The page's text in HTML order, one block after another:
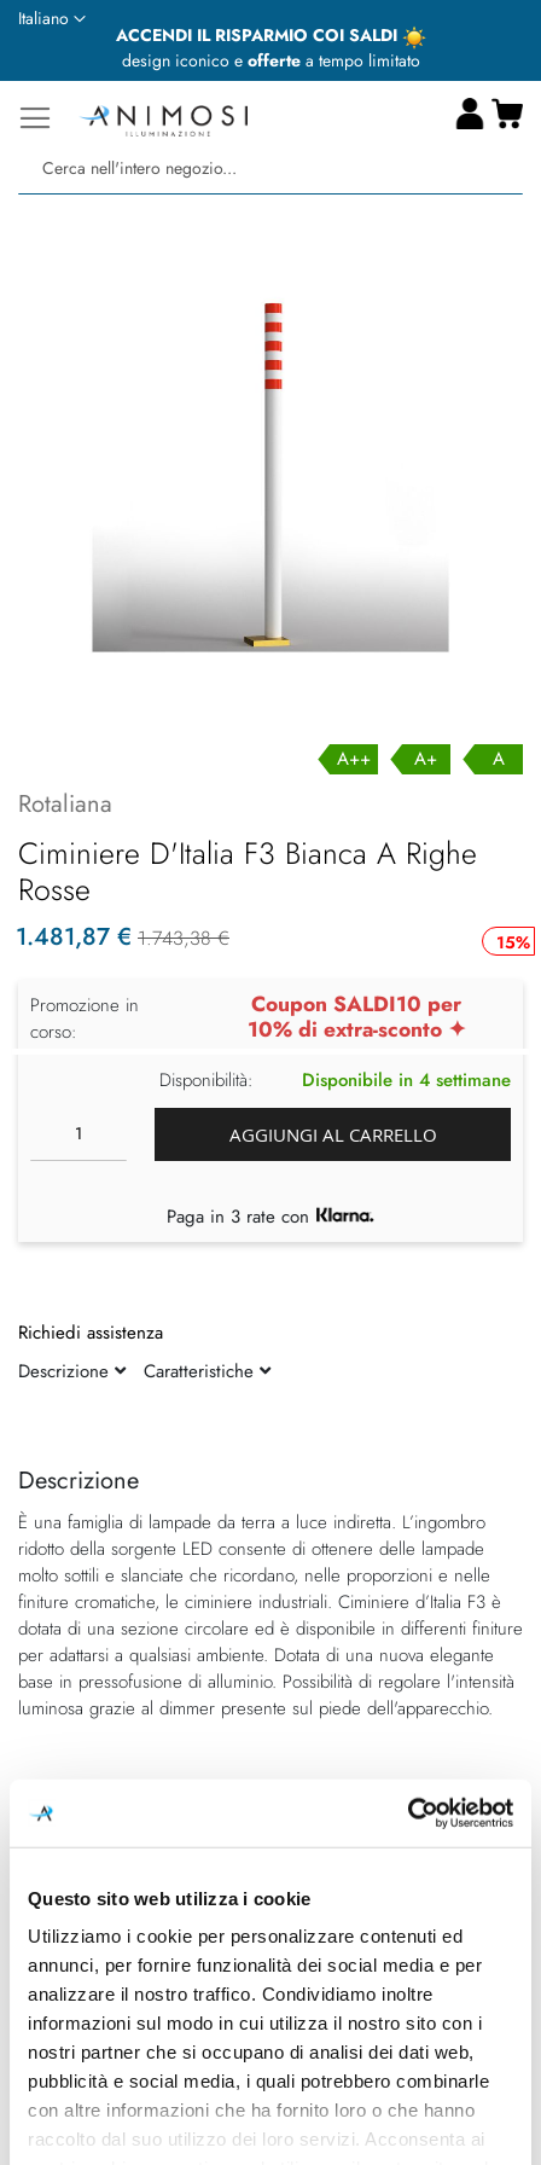
Questo sito web utilizza i cookie
Utilizziamo i cookie per personalizzare contenuti ed
annunci, per fornire funzionalità dei social media e per
analizzare il nostro traffico. Condividiamo inoltre
informazioni sul modo in cui utilizza il nostro sito con i
nostri partner che si occupano di analisi dei dati web,
pubblicità e social media, i quali potrebbero combinarle
con altre informazioni che ha fornito loro o che hanno
raccolto dal suo utilizzo dei loro servizi. Acconsenta ai
ACCENDI IL RISPARMIO COI SALDI
design iconico e offertea tempo limitato
Lingua
Italiano
fine
galleria
di
immagini
della
di
immagini
Descrizione
È una famiglia di lampade da terra a luce indiretta. L’ingombro
ridotto della sorgente LED consente di ottenere delle lampade
molto sottili e slanciate che ricordano, nelle proporzioni e nelle
finiture cromatiche, le ciminiere industriali. Ciminiere d’Italia F3 è
dotata di una sezione circolare ed è disponibile in differenti finiture
per adattarsi a qualsiasi ambiente. Dotata di una nuova elegante
base in pressofusione di alluminio. Possibilità di regolare l'intensità
luminosa grazie al dimmer presente sul piede dell'apparecchio.
Caratteristiche
Cod.Art.
Designer
Lauda, 2019
Dimensioni
Ø 92mm - H 1840mm
Sorgente luminosa
Led integrato
Potenza e attacco
40W - 3000K - 4500Lm -
CRI90 - 220-240V
Dimmerazione
inclusa
Classe energetica
Ean
A++ A+ A
Rotaliana
Ciminiere D'Italia F3 Bianca A Righe
Rosse
15%
1.481,87 € 1.743,38 €
Promozione in
corso:
Coupon SALDI10 per
10% di extra-sconto ✦
Disponibilità: Disponibile in 4 settimane
AGGIUNGI AL CARRELLO
Paga in 3 rate con
Richiedi assistenza
Descrizione
Caratteristiche